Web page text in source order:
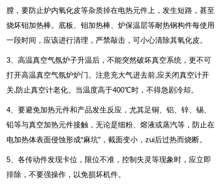
膛，要防止炉内氧化皮等杂质掉在电热元件上，发生短路，甚至
烧坏钼加热棒。底板、钼加热棒、炉保温层等耐热钢构件每使用
一段时间，应该进行清理，严禁敲击，可小心清除其氧化皮。
3、高温真空气氛炉子升温后，不能突然破坏真空系统，更不可
打开高温真空气氛炉炉门。注意充大气进去前,应关闭真空计开
关,防止真空计老化。当温度高于400℃时，不得急剧冷却。
4、要避免加热元件和产品发生反应，尤其足铜、铝、锌、锡、
铅等与真空加热元件接触，无论是细粉、熔液或蒸汽等，防止在
电加热体表面侵蚀形成“麻坑”，截面变小，zui后过热而烧断。
5、各传动件发现卡位，限位不准，控制失灵等现象时，应立即
排除，不要强操作，以免损坏机件。